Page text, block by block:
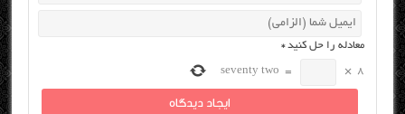
معادله را حل کنید*
8
×
=
seventy two